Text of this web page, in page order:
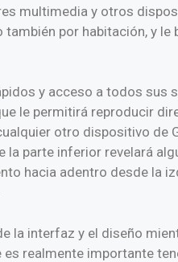
multimedia y otros
por habitación, y le
y acceso a todos sus
le permitirá reproducir
otro dispositivo de
la parte inferior revelará
hacia adentro desde la
la interfaz y el diseño
realmente importante